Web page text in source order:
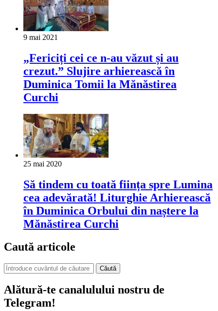
9 mai 2021
„Fericiți cei ce n-au văzut și au
crezut.” Slujire arhierească în
Duminica Tomii la Mănăstirea
Curchi
25 mai 2020
Să tindem cu toată ființa spre Lumina
cea adevărată! Liturghie Arhierească
în Duminica Orbului din naștere la
Mănăstirea Curchi
Caută articole
Căută
Alătură-te canalulului nostru de
Telegram!